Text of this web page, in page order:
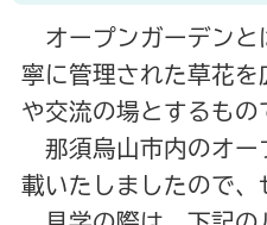
オープンガーデンと
寧に管理された草花
や交流の場とするもの
那須烏山市内のオー
載いたしましたので、